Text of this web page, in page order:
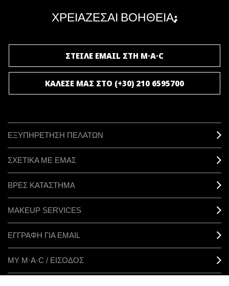
ΧΡΕΙΑΖΕΣΑΙ ΒΟΗΘΕΙΑ;
ΣΤΕΙΛΕ EMAIL ΣΤΗ M·A·C
ΚΑΛΕΣΕ ΜΑΣ ΣΤΟ (+30) 210 6595700
ΕΞΥΠΗΡΕΤΗΣΗ ΠΕΛΑΤΩΝ
ΣΧΕΤΙΚΑ ΜΕ ΕΜΑΣ
ΒΡΕΣ ΚΑΤΑΣΤΗΜΑ
MAKEUP SERVICES
ΕΓΓΡΑΦΗ ΓΙΑ EMAIL
ΜΥ M·A·C / ΕΙΣΟΔΟΣ